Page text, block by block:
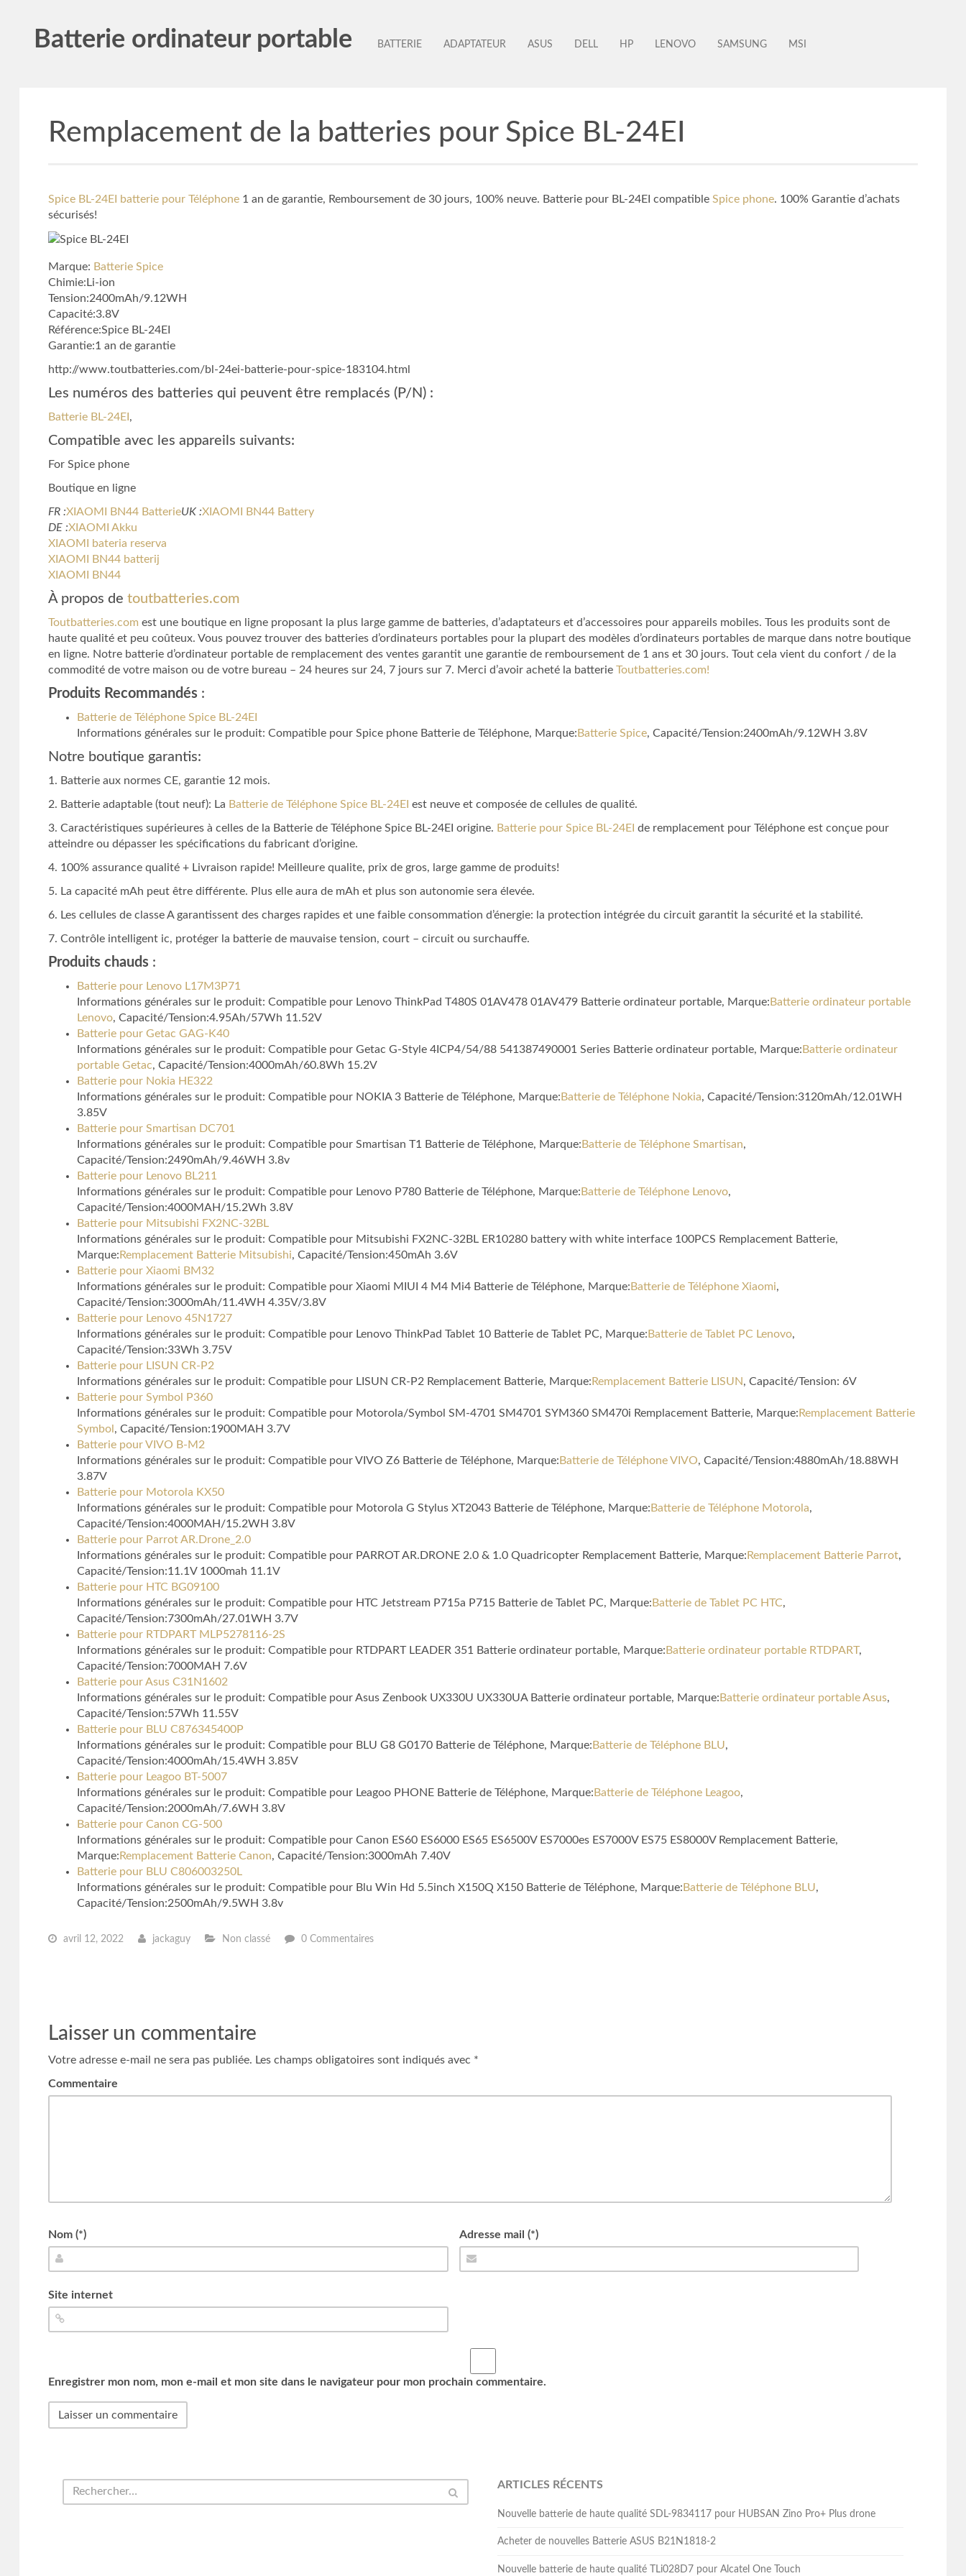
Batterie ordinateur portable BATTERIE ADAPTATEUR ASUS DELL HP LENOVO SAMSUNG MSI
Remplacement de la batteries pour Spice BL-24EI
Spice BL-24EI batterie pour Téléphone1 an de garantie, Remboursement de 30 jours, 100% neuve. Batterie pour BL-24EI compatible Spice phone. 100% Garantie d’achats
sécurisés!
Marque: Batterie Spice
Chimie:Li-ion
Tension:2400mAh/9.12WH
Capacité:3.8V
Référence:Spice BL-24EI
Garantie:1 an de garantie
http://www.toutbatteries.com/bl-24ei-batterie-pour-spice-183104.html
Les numéros des batteries qui peuvent être remplacés (P/N) :
Batterie BL-24EI ,
Compatible avec les appareils suivants:
For Spice phone
Boutique en ligne
FR :XIAOMI BN44 BatterieUK :XIAOMI BN44 Battery
DE :XIAOMI Akku
XIAOMI bateria reserva
XIAOMI BN44 batterij
XIAOMI BN44
À propos de toutbatteries.com
Toutbatteries.com est une boutique en ligne proposant la plus large gamme de batteries, d’adaptateurs et d’accessoires pour appareils mobiles. Tous les produits sont de
haute qualité et peu coûteux. Vous pouvez trouver des batteries d’ordinateurs portables pour la plupart des modèles d’ordinateurs portables de marque dans notre boutique
en ligne. Notre batterie d’ordinateur portable de remplacement des ventes garantit une garantie de remboursement de 1 ans et 30 jours. Tout cela vient du confort / de la
commodité de votre maison ou de votre bureau – 24 heures sur 24, 7 jours sur 7. Merci d’avoir acheté la batterie Toutbatteries.com!
Produits Recommandés :
Batterie de Téléphone Spice BL-24EI
Informations générales sur le produit: Compatible pour Spice phone Batterie de Téléphone, Marque: Batterie Spice, Capacité/Tension:2400mAh/9.12WH 3.8V
Notre boutique garantis:
1. Batterie aux normes CE, garantie 12 mois.
2. Batterie adaptable (tout neuf): La Batterie de Téléphone Spice BL-24EI est neuve et composée de cellules de qualité.
3. Caractéristiques supérieures à celles de la Batterie de Téléphone Spice BL-24EI origine. Batterie pour Spice BL-24EI de remplacement pour Téléphone est conçue pour
atteindre ou dépasser les spécifications du fabricant d’origine.
4. 100% assurance qualité + Livraison rapide! Meilleure qualite, prix de gros, large gamme de produits!
5. La capacité mAh peut être différente. Plus elle aura de mAh et plus son autonomie sera élevée.
6. Les cellules de classe A garantissent des charges rapides et une faible consommation d’énergie: la protection intégrée du circuit garantit la sécurité et la stabilité.
7. Contrôle intelligent ic, protéger la batterie de mauvaise tension, court – circuit ou surchauffe.
Produits chauds :
Batterie pour Lenovo L17M3P71
Informations générales sur le produit: Compatible pour Lenovo ThinkPad T480S 01AV478 01AV479 Batterie ordinateur portable, Marque: Batterie ordinateur portable
Lenovo, Capacité/Tension:4.95Ah/57Wh 11.52V
Batterie pour Getac GAG-K40
Informations générales sur le produit: Compatible pour Getac G-Style 4ICP4/54/88 541387490001 Series Batterie ordinateur portable, Marque: Batterie ordinateur
portable Getac, Capacité/Tension:4000mAh/60.8Wh 15.2V
Batterie pour Nokia HE322
Informations générales sur le produit: Compatible pour NOKIA 3 Batterie de Téléphone, Marque: Batterie de Téléphone Nokia, Capacité/Tension:3120mAh/12.01WH
3.85V
Batterie pour Smartisan DC701
Informations générales sur le produit: Compatible pour Smartisan T1 Batterie de Téléphone, Marque: Batterie de Téléphone Smartisan,
Capacité/Tension:2490mAh/9.46WH 3.8v
Batterie pour Lenovo BL211
Informations générales sur le produit: Compatible pour Lenovo P780 Batterie de Téléphone, Marque: Batterie de Téléphone Lenovo,
Capacité/Tension:4000MAH/15.2Wh 3.8V
Batterie pour Mitsubishi FX2NC-32BL
Informations générales sur le produit: Compatible pour Mitsubishi FX2NC-32BL ER10280 battery with white interface 100PCS Remplacement Batterie,
Marque: Remplacement Batterie Mitsubishi, Capacité/Tension:450mAh 3.6V
Batterie pour Xiaomi BM32
Informations générales sur le produit: Compatible pour Xiaomi MIUI 4 M4 Mi4 Batterie de Téléphone, Marque: Batterie de Téléphone Xiaomi,
Capacité/Tension:3000mAh/11.4WH 4.35V/3.8V
Batterie pour Lenovo 45N1727
Informations générales sur le produit: Compatible pour Lenovo ThinkPad Tablet 10 Batterie de Tablet PC, Marque: Batterie de Tablet PC Lenovo,
Capacité/Tension:33Wh 3.75V
Batterie pour LISUN CR-P2
Informations générales sur le produit: Compatible pour LISUN CR-P2 Remplacement Batterie, Marque: Remplacement Batterie LISUN, Capacité/Tension: 6V
Batterie pour Symbol P360
Informations générales sur le produit: Compatible pour Motorola/Symbol SM-4701 SM4701 SYM360 SM470i Remplacement Batterie, Marque: Remplacement Batterie
Symbol , Capacité/Tension:1900MAH 3.7V
Batterie pour VIVO B-M2
Informations générales sur le produit: Compatible pour VIVO Z6 Batterie de Téléphone, Marque: Batterie de Téléphone VIVO, Capacité/Tension:4880mAh/18.88WH
3.87V
Batterie pour Motorola KX50
Informations générales sur le produit: Compatible pour Motorola G Stylus XT2043 Batterie de Téléphone, Marque: Batterie de Téléphone Motorola,
Capacité/Tension:4000MAH/15.2WH 3.8V
Batterie pour Parrot AR.Drone_2.0
Informations générales sur le produit: Compatible pour PARROT AR.DRONE 2.0 & 1.0 Quadricopter Remplacement Batterie, Marque: Remplacement Batterie Parrot,
Capacité/Tension:11.1V 1000mah 11.1V
Batterie pour HTC BG09100
Informations générales sur le produit: Compatible pour HTC Jetstream P715a P715 Batterie de Tablet PC, Marque: Batterie de Tablet PC HTC,
Capacité/Tension:7300mAh/27.01WH 3.7V
Batterie pour RTDPART MLP5278116-2S
Informations générales sur le produit: Compatible pour RTDPART LEADER 351 Batterie ordinateur portable, Marque: Batterie ordinateur portable RTDPART,
Capacité/Tension:7000MAH 7.6V
Batterie pour Asus C31N1602
Informations générales sur le produit: Compatible pour Asus Zenbook UX330U UX330UA Batterie ordinateur portable, Marque: Batterie ordinateur portable Asus,
Capacité/Tension:57Wh 11.55V
Batterie pour BLU C876345400P
Informations générales sur le produit: Compatible pour BLU G8 G0170 Batterie de Téléphone, Marque: Batterie de Téléphone BLU,
Capacité/Tension:4000mAh/15.4WH 3.85V
Batterie pour Leagoo BT-5007
Informations générales sur le produit: Compatible pour Leagoo PHONE Batterie de Téléphone, Marque: Batterie de Téléphone Leagoo,
Capacité/Tension:2000mAh/7.6WH 3.8V
Batterie pour Canon CG-500
Informations générales sur le produit: Compatible pour Canon ES60 ES6000 ES65 ES6500V ES7000es ES7000V ES75 ES8000V Remplacement Batterie,
Marque: Remplacement Batterie Canon, Capacité/Tension:3000mAh 7.40V
Batterie pour BLU C806003250L
Informations générales sur le produit: Compatible pour Blu Win Hd 5.5inch X150Q X150 Batterie de Téléphone, Marque: Batterie de Téléphone BLU,
Capacité/Tension:2500mAh/9.5WH 3.8v
avril 12, 2022 jackaguy Non classé 0 Commentaires
Laisser un commentaire
Votre adresse e-mail ne sera pas publiée. Les champs obligatoires sont indiqués avec *
Commentaire
Nom (*) Adresse mail (*)
Site internet
Enregistrer mon nom, mon e-mail et mon site dans le navigateur pour mon prochain commentaire.
ARTICLES RÉCENTS
Nouvelle batterie de haute qualité SDL-9834117 pour HUBSAN Zino Pro+ Plus drone
Acheter de nouvelles Batterie ASUS B21N1818-2
Nouvelle batterie de haute qualité TLi028D7 pour Alcatel One Touch